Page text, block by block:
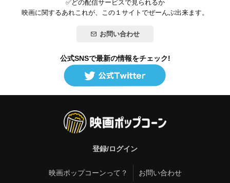
✅どの配信サービスで見られるか
映画に関するあれこれが、この１サイトでぜーんぶ出来ます。
お問い合わせ
公式SNSで最新の情報をチェック!
登録/ログイン
映画ポップコーンって？ お問い合わせ